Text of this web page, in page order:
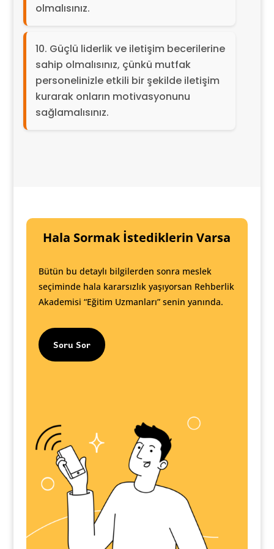
olmalısınız.
Güçlü liderlik ve iletişim becerilerine
sahip olmalısınız, çünkü mutfak
personelinizle etkili bir şekilde iletişim
kurarak onların motivasyonunu
sağlamalısınız.
Hala Sormak İstediklerin Varsa
Bütün bu detaylı bilgilerden sonra meslek
seçiminde hala kararsızlık yaşıyorsan Rehberlik
Akademisi “Eğitim Uzmanları” senin yanında.
Soru Sor